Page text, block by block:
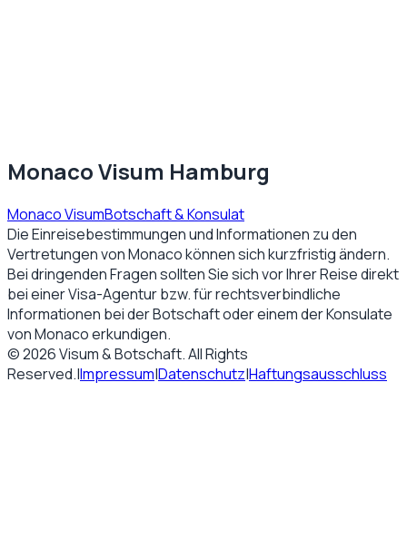
Monaco Visum Hamburg
Monaco VisumBotschaft & Konsulat
Die Einreisebestimmungen und Informationen zu den
Vertretungen vonMonacokönnen sich kurzfristig ändern.
Bei dringenden Fragen sollten Sie sich vor Ihrer Reise direkt
bei einer Visa-Agentur bzw. für rechtsverbindliche
Informationen bei der Botschaft oder einem der Konsulate
vonMonacoerkundigen.
©2026Visum & Botschaft. All Rights
Reserved.|Impressum|Datenschutz|Haftungsausschluss